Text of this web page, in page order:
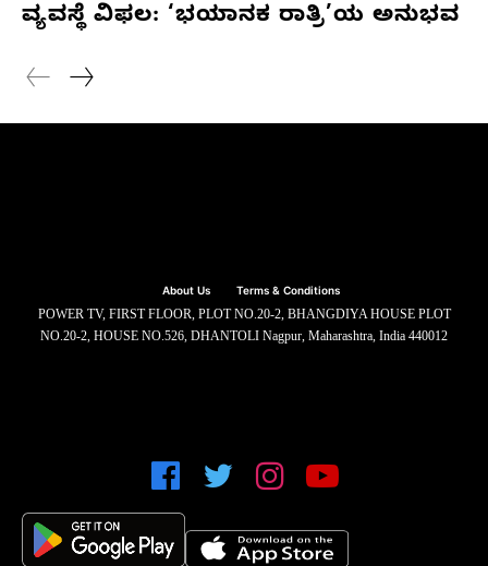
ವ್ಯವಸ್ಥೆ ವಿಫಲ: ‘ಭಯಾನಕ ರಾತ್ರಿ’ಯ ಅನುಭವ
About Us Terms & Conditions
POWER TV, FIRST FLOOR, PLOT NO.20-2, BHANGDIYA HOUSE PLOT
NO.20-2, HOUSE NO.526, DHANTOLI Nagpur, Maharashtra, India 440012